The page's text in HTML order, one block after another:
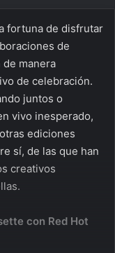
fortuna de disfrutar
de
manera
de celebración.
juntos o
vivo inesperado,
ediciones
sí, de las que han
creativos
con Red Hot